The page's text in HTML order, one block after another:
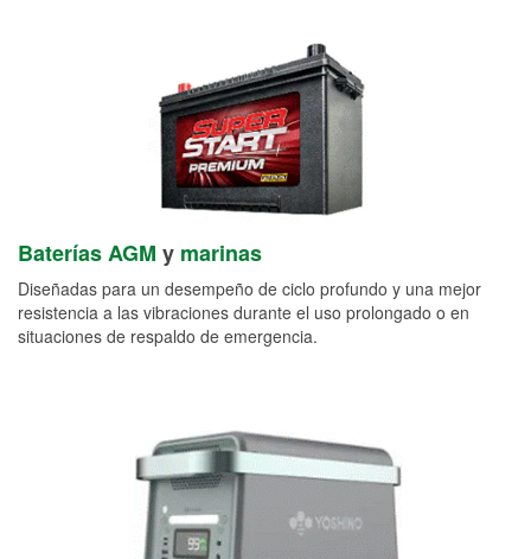
Baterías AGM y marinas
Diseñadas para un desempeño de ciclo profundo y una mejor
resistencia a las vibraciones durante el uso prolongado o en
situaciones de respaldo de emergencia.